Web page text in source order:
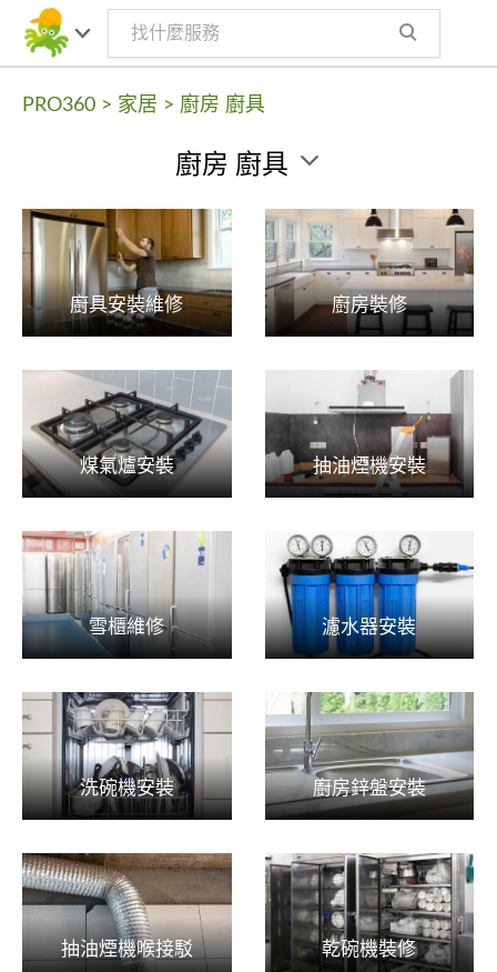
PRO360 > 家居 > 廚房 廚具
廚房 廚具
廚具安裝維修 廚房裝修
煤氣爐安裝 抽油煙機安裝
雪櫃維修 濾水器安裝
洗碗機安裝 廚房鋅盤安裝
抽油煙機喉接駁 乾碗機裝修